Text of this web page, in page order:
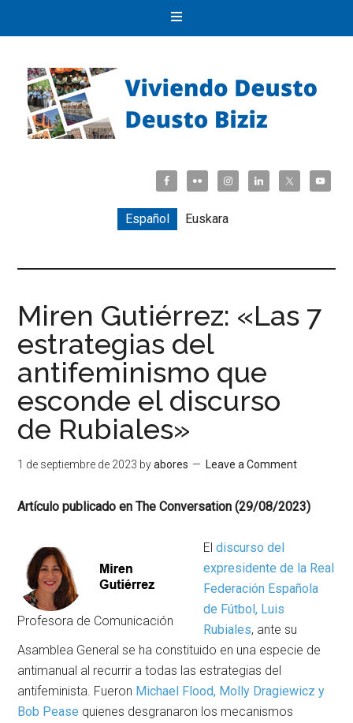
Español Euskara
Miren Gutiérrez: «Las 7
estrategias del
antifeminismo que
esconde el discurso
de Rubiales»
1 de septiembre de 2023 byabores Leave a Comment
Artículo publicado en The Conversation (29/08/2023)
Profesora de Comunicación
Eldiscurso del
expresidente de la Real
Federación Española
de Fútbol, Luis
Rubiales, ante su
Asamblea General se ha constituido en una especie de
antimanual al recurrir a todas las estrategias del
antifeminista. Fueron Michael Flood, Molly Dragiewicz y
Bob Pease quienes desgranaron los mecanismos